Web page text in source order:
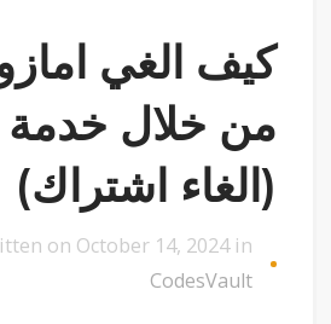
كيف الغي
من خلال خدمة
(الغاء اشتراك)
on October 14, 2024 in
CodesVault